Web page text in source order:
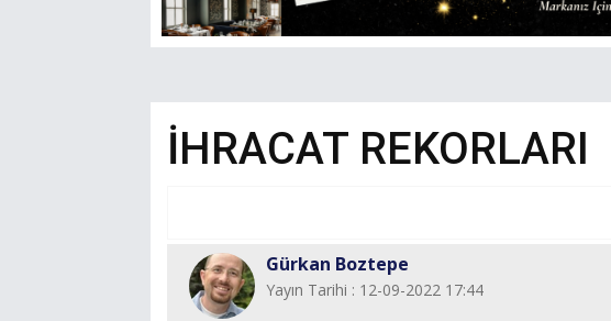
İHRACAT REKORLARI
Gürkan Boztepe
Yayın Tarihi : 12-09-2022 17:44